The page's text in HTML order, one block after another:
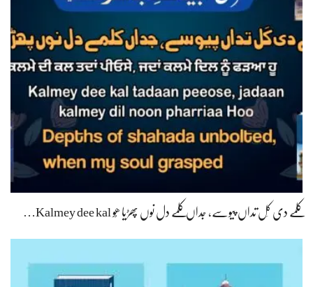
کلمے دی کَل تداں پیوسے، جداں کلمے دل نوں پھڑیا ھُو Kalmey dee kal…